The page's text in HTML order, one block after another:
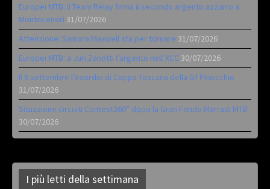
Europei MTB: il Team Relay firma il secondo argento azzurro a
Monteceneri 31/07/2026
Attenzione: Samara Maxwell sta per tornare 31/07/2026
Europei MTB: a Juri Zanotti l’argento nell’XCC 30/07/2026
Il 6 settembre l’esordio di Coppa Toscana della Gf Pinocchio
31/07/2026
Situazione circuiti Contest360° dopo la Gran Fondo Marradi MTB
30/07/2026
I più letti della settimana